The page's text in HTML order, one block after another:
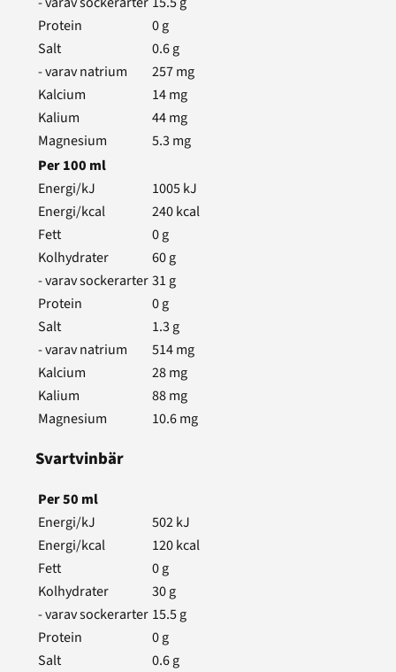
Protein
0g
Salt
0.6g
- varav natrium
257mg
Kalcium
14mg
Kalium
44mg
Magnesium
5.3 mg
Per100 ml
Energi/kJ
1005kJ
Energi/kcal
240kcal
Fett
0g
Kolhydrater
60g
- varav sockerarter31 g
Protein
0g
Salt
1.3 g
- varav natrium
514mg
Kalcium
28mg
Kalium
88mg
Magnesium
10.6mg
Svartvinbär
Per50 ml
Energi/kJ
502kJ
Energi/kcal
120kcal
Fett
0g
Kolhydrater
30g
- varav sockerarter 15.5g
Protein
0g
Salt
0.6g